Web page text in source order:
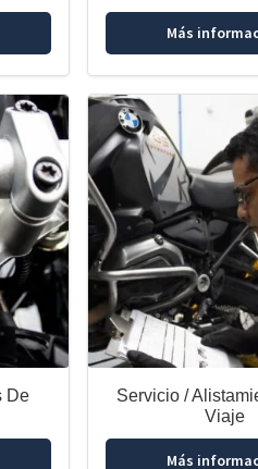
Más
De
Servicio /
Viaje
Más